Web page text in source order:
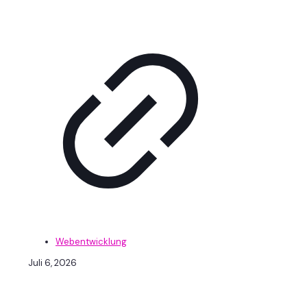
Webentwicklung
Juli 6, 2026